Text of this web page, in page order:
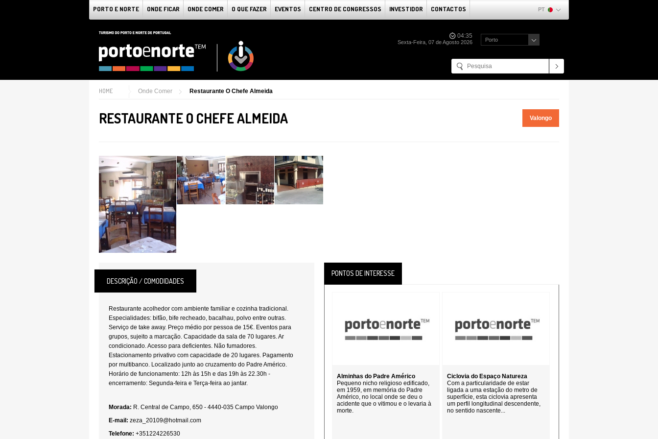
PORTO E NORTE ONDE FICAR ONDE COMER O QUE FAZER EVENTOS CENTRO DE CONGRESSOS INVESTIDOR CONTACTOS PT
04:35
Sexta-Feira, 07 de Agosto 2026 Porto
HOME Onde Comer Restaurante O Chefe Almeida
RESTAURANTE O CHEFE ALMEIDA Valongo
DESCRIÇÃO / COMODIDADES
Restaurante acolhedor com ambiente familiar e cozinha tradicional.
Especialidades: bifão, bife recheado, bacalhau, polvo entre outras.
Serviço de take away. Preço médio por pessoa de 15€. Eventos para
grupos, sujeito a marcação. Capacidade da sala de 70 lugares. Ar
condicionado. Acesso para deficientes. Não fumadores.
Estacionamento privativo com capacidade de 20 lugares. Pagamento
por multibanco. Localizado junto ao cruzamento do Padre Américo.
Horário de funcionamento: 12h às 15h e das 19h às 22.30h -
encerramento: Segunda-feira e Terça-feira ao jantar.
Morada: R. Central de Campo, 650 - 4440-035 Campo Valongo
E-mail: zeza_20109@hotmail.com
Telefone: +351224226530
PONTOS DE INTERESSE
Alminhas do Padre Américo
Pequeno nicho religioso edificado,
em 1959, em memória do Padre
Américo, no local onde se deu o
acidente que o vitimou e o levaria à
morte.
Ciclovia do Espaço Natureza
Com a particularidade de estar
ligada a uma estação do metro de
superfície, esta ciclovia apresenta
um perfil longitudinal descendente,
no sentido nascente...